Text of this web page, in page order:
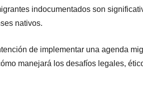
indocumentados son
nativos.
de implementar una agenda
manejará los desafíos legales,